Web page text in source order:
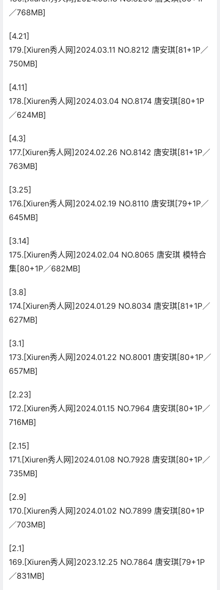
／768MB]
[4.21]
179.[Xiuren秀人网]2024.03.11 NO.8212 唐安琪[81+1P／
750MB]
[4.11]
178.[Xiuren秀人网]2024.03.04 NO.8174 唐安琪[80+1P
／624MB]
[4.3]
177.[Xiuren秀人网]2024.02.26 NO.8142 唐安琪[81+1P／
763MB]
[3.25]
176.[Xiuren秀人网]2024.02.19 NO.8110 唐安琪[79+1P／
645MB]
[3.14]
175.[Xiuren秀人网]2024.02.04 NO.8065 唐安琪 模特合
集[80+1P／682MB]
[3.8]
174.[Xiuren秀人网]2024.01.29 NO.8034 唐安琪[81+1P／
627MB]
[3.1]
173.[Xiuren秀人网]2024.01.22 NO.8001 唐安琪[80+1P／
657MB]
[2.23]
172.[Xiuren秀人网]2024.01.15 NO.7964 唐安琪[80+1P／
716MB]
[2.15]
171.[Xiuren秀人网]2024.01.08 NO.7928 唐安琪[80+1P／
735MB]
[2.9]
170.[Xiuren秀人网]2024.01.02 NO.7899 唐安琪[80+1P
／703MB]
[2.1]
169.[Xiuren秀人网]2023.12.25 NO.7864 唐安琪[79+1P
／831MB]